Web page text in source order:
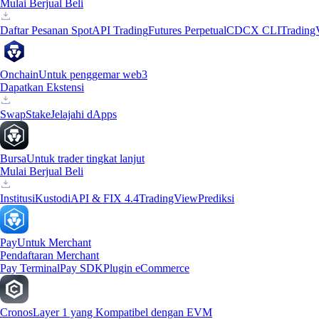
Mulai Berjual Beli
Daftar Pesanan SpotAPI TradingFutures PerpetualCDCX CLI
OnchainUntuk penggemar web3
Dapatkan Ekstensi
SwapStakeJelajahi dApps
BursaUntuk trader tingkat lanjut
Mulai Berjual Beli
InstitusiKustodiAPI & FIX 4.4TradingViewPrediksi
PayUntuk Merchant
Pendaftaran Merchant
Pay TerminalPay SDKPlugin eCommerce
CronosLayer 1 yang Kompatibel dengan EVM